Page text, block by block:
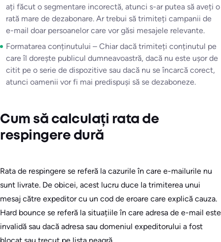
ați făcut o segmentare incorectă, atunci s-ar putea să aveți o
rată mare de dezabonare. Ar trebui să trimiteți campanii de
e-mail doar persoanelor care vor găsi mesajele relevante.
Formatarea conținutului – Chiar dacă trimiteți conținutul pe
care îl dorește publicul dumneavoastră, dacă nu este ușor de
citit pe o serie de dispozitive sau dacă nu se încarcă corect,
atunci oamenii vor fi mai predispuși să se dezaboneze.
Cum să calculați rata de
respingere dură
Rata de respingere se referă la cazurile în care e-mailurile nu
sunt livrate. De obicei, acest lucru duce la trimiterea unui
mesaj către expeditor cu un cod de eroare care explică cauza.
Hard bounce se referă la situațiile în care adresa de e-mail este
invalidă sau dacă adresa sau domeniul expeditorului a fost
blocat sau trecut pe lista neagră.